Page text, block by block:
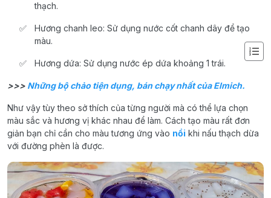
thạch.
Hương chanh leo: Sử dụng nước cốt chanh dây để tạo
màu.
Hương dứa: Sử dụng nước ép dứa khoảng 1 trái.
>>> Những bộ chảo tiện dụng, bán chạy nhất của Elmich.
Như vậy tùy theo sở thích của từng người mà có thể lựa chọn
màu sắc và hương vị khác nhau để làm. Cách tạo màu rất đơn
giản bạn chỉ cần cho màu tương ứng vào nồi khi nấu thạch dừa
với đường phèn là được.